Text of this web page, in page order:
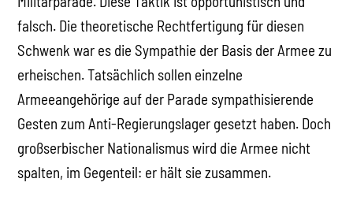
falsch. Die theoretische Rechtfertigung für diesen
Schwenk war es die Sympathie der Basis der Armee zu
erheischen. Tatsächlich sollen einzelne
Armeeangehörige auf der Parade sympathisierende
Gesten zum Anti-Regierungslager gesetzt haben. Doch
großserbischer Nationalismus wird die Armee nicht
spalten, im Gegenteil: er hält sie zusammen.